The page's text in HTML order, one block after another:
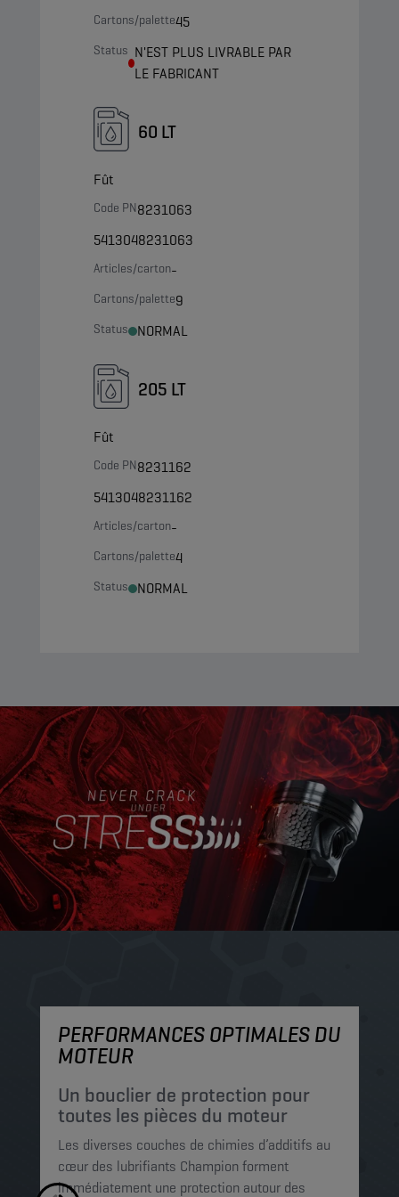
Cartons/palette45
Status N'EST PLUS LIVRABLE PAR
LE FABRICANT
60 LT
Fût
Code PN8231063
5413048231063
Articles/carton-
Cartons/palette9
Status NORMAL
205 LT
Fût
Code PN8231162
5413048231162
Articles/carton-
Cartons/palette4
Status NORMAL
PERFORMANCES OPTIMALES DU
MOTEUR
Un bouclier de protection pour
toutes les pièces du moteur
Les diverses couches de chimies d’additifs au
cœur des lubrifiants Champion forment
immédiatement une protection autour des